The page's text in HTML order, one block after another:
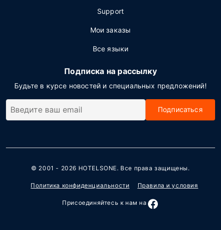
Support
Мои заказы
Все языки
Подписка на рассылку
Будьте в курсе новостей и специальных предложений!
Подписаться
© 2001 - 2026 HOTELSONE. Все права защищены.
Политика конфиденциальности Правила и условия
Присоединяйтесь к нам на